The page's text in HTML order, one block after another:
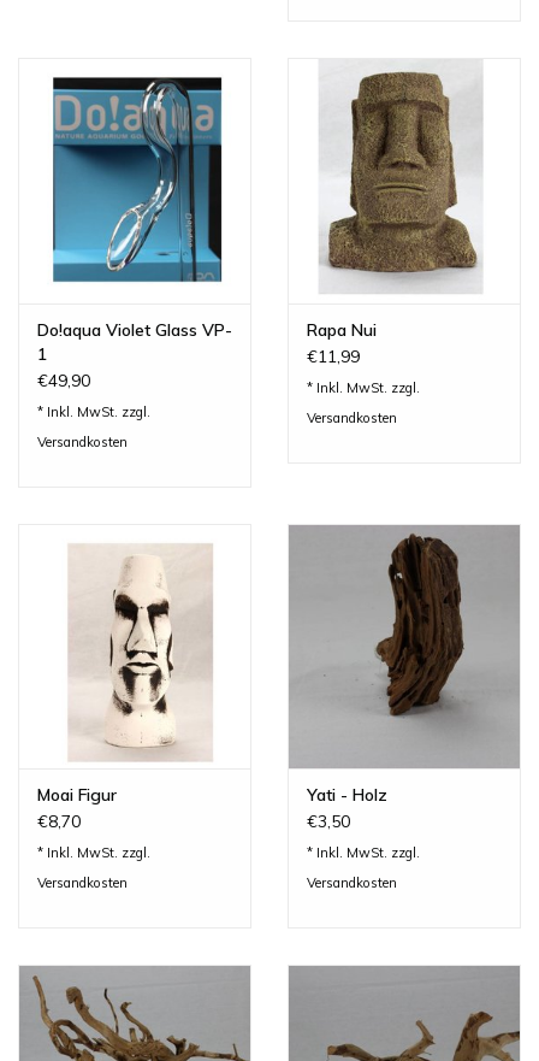
Do!aqua Violet Glass VP-
1
€49,90
* Inkl. MwSt. zzgl.
Versandkosten
Rapa Nui
€11,99
* Inkl. MwSt. zzgl.
Versandkosten
Moai Figur
€8,70
* Inkl. MwSt. zzgl.
Versandkosten
Yati - Holz
€3,50
* Inkl. MwSt. zzgl.
Versandkosten